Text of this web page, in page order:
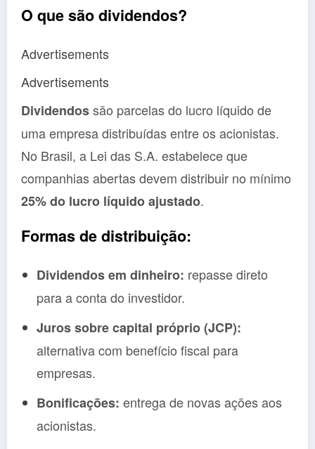
O que são dividendos?
Advertisements
Advertisements
Dividendossão parcelas do lucro líquido de
uma empresa distribuídas entre os acionistas.
No Brasil, a Lei das S.A. estabelece que
companhias abertas devem distribuir no mínimo
25% do lucro líquido ajustado.
Formas de distribuição:
Dividendos em dinheiro: repasse direto
para a conta do investidor.
Juros sobre capital próprio (JCP):
alternativa com benefício fiscal para
empresas.
Bonificações: entrega de novas ações aos
acionistas.